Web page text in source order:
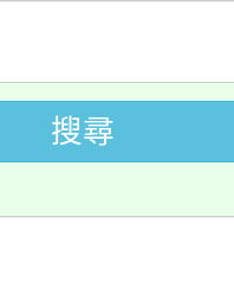
學年度第
甄選結果(
保險知識
年度學生
甄選結果(
學年度第
搜尋